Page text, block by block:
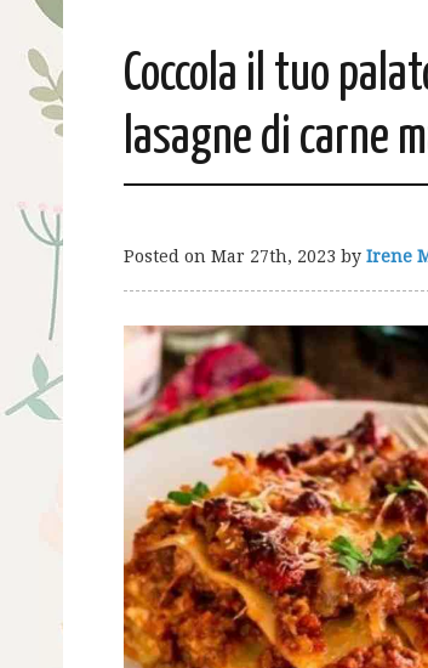
Coccola il tuo
lasagne di carne
Posted on Mar 27th, 2023 by Irene